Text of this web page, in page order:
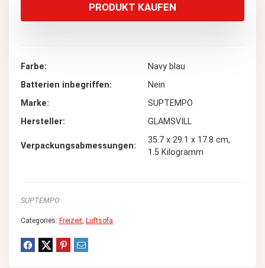
war:
€31,99
ist:
€29,99.
PRODUKT KAUFEN
Farbe
Navy blau
Batterien inbegriffen
Nein
Marke
SUPTEMPO
Hersteller
GLAMSVILL
Verpackungsabmessungen
35.7 x 29.1 x 17.8 cm,
1.5 Kilogramm
SUPTEMPO
Categories: Freizeit, Luftsofa